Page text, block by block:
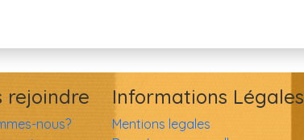
rejoindre
nous?
Informations Légales
Mentions legales